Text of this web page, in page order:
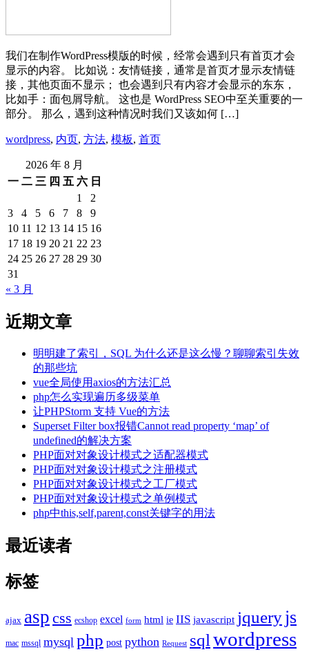
我们在制作WordPress模版的时候，经常会遇到只有首页才会
显示的内容。 比如说：友情链接，通常是首页才显示友情链
接，其他页面不显示； 也会遇到只有内容才会显示的东东，
比如手：面包屑导航。 这也是 WordPress SEO中至关重要的一
部分。 那么，遇到这种情况时我们又该如何 […]
wordpress, 内页, 方法, 模板, 首页
2026 年 8 月
一 二 三 四 五 六 日
1
2
3
4 5 6 7 8
9
10 11 12 13 14 15 16
17 18 19 20 21 22 23
24 25 26 27 28 29 30
31
« 3 月
近期文章
明明建了索引，SQL 为什么还是这么慢？聊聊索引失效
的那些坑
vue全局使用axios的方法汇总
php怎么实现遍历多级菜单
让PHPStorm 支持 Vue的方法
Superset Filter box报错Cannot read property ‘map’ of
undefined的解决方案
PHP面对对象设计模式之适配器模式
PHP面对对象设计模式之注册模式
PHP面对对象设计模式之工厂模式
PHP面对对象设计模式之单例模式
php中this,self,parent,const关键字的用法
最近读者
标签
ajax asp css ecshop excel form html ie IIS javascript jqueryjs
mac mssql mysql php post python Request sql wordpress